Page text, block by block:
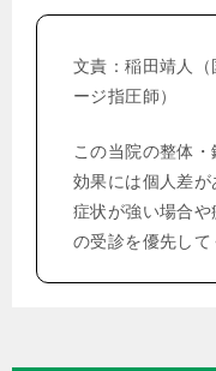
文責：稲田靖人
ージ指圧師）
この当院の整体・
効果には個人差が
症状が強い場合
の受診を優先して